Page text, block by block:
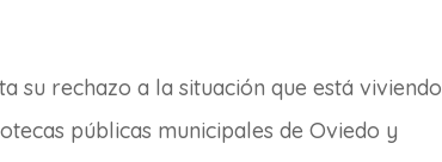
su rechazo a la situación que está viviendo
públicas municipales de Oviedo y